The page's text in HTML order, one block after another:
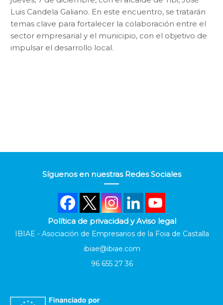
Luis Candela Galiano. En este encuentro, se tratarán
temas clave para fortalecer la colaboración entre el
sector empresarial y el municipio, con el objetivo de
impulsar el desarrollo local.
Síguenos en nuestras Redes Sociales
Política de privacidad y Aviso legal
IBIAE - Asociación de Empresarios de la Foia de Castalla
ibiae@ibiae.com
96 655 27 36